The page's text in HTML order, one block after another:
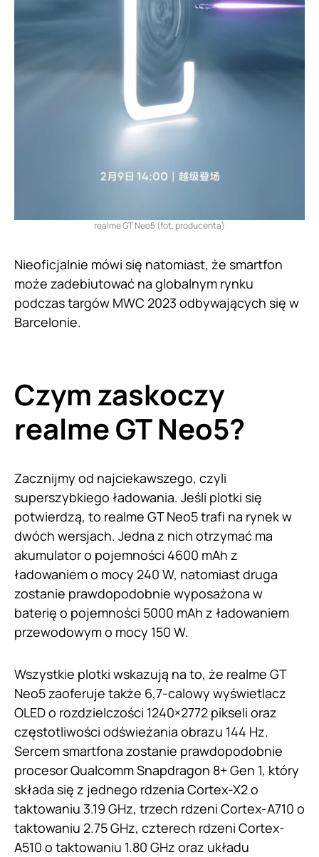
realme GT Neo5 (fot. producenta)
Nieoficjalnie mówi się natomiast, że smartfon
może zadebiutować na globalnym rynku
podczas targów MWC 2023 odbywających się w
Barcelonie.
Czym zaskoczy
realme GT Neo5?
Zacznijmy od najciekawszego, czyli
superszybkiego ładowania. Jeśli plotki się
potwierdzą, to realme GT Neo5 trafi na rynek w
dwóch wersjach. Jedna z nich otrzymać ma
akumulator o pojemności 4600 mAh z
ładowaniem o mocy 240 W, natomiast druga
zostanie prawdopodobnie wyposażona w
baterię o pojemności 5000 mAh z ładowaniem
przewodowym o mocy 150 W.
Wszystkie plotki wskazują na to, że realme GT
Neo5 zaoferuje także 6,7-calowy wyświetlacz
OLED o rozdzielczości 1240×2772 pikseli oraz
częstotliwości odświeżania obrazu 144 Hz.
Sercem smartfona zostanie prawdopodobnie
procesor Qualcomm Snapdragon 8+ Gen 1, który
składa się z jednego rdzenia Cortex-X2 o
taktowaniu 3.19 GHz, trzech rdzeni Cortex-A710 o
taktowaniu 2.75 GHz, czterech rdzeni Cortex-
A510 o taktowaniu 1.80 GHz oraz układu